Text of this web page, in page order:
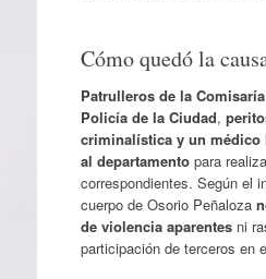
Cómo quedó la
Patrulleros de la
Policía de la Ciudad,
criminalística y un médico
al departamentopara
correspondientes. Según el
cuerpo de Osorio Peñaloza
de violencia aparentesni
participación de terceros en